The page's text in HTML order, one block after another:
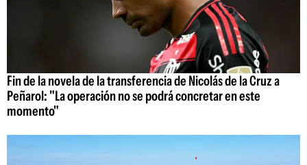
Fin de la novela de la transferencia de Nicolás de la Cruz a
Peñarol: "La operación no se podrá concretar en este
momento"